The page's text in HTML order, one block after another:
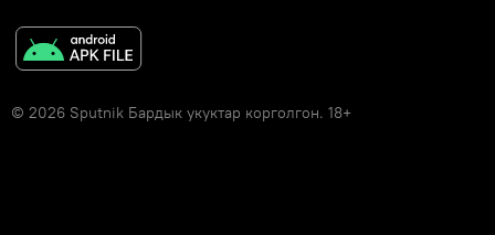
© 2026 Sputnik Бардык укуктар корголгон. 18+